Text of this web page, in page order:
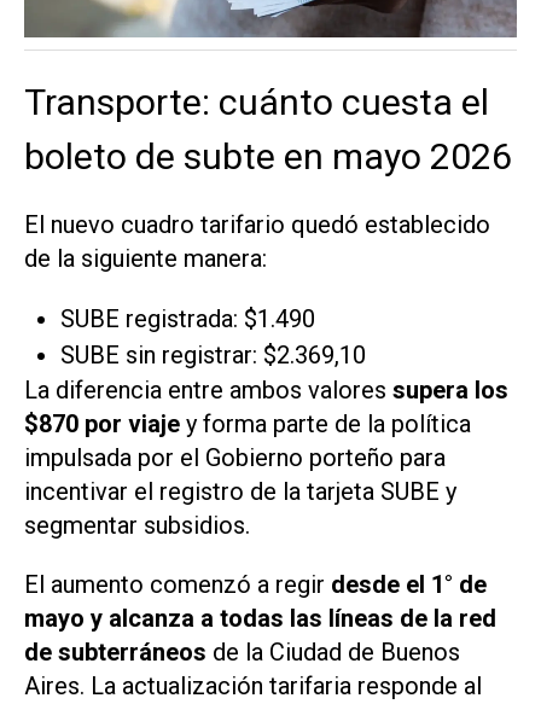
Transporte: cuánto cuesta el
boleto de subte en mayo 2026
El nuevo cuadro tarifario quedó establecido
de la siguiente manera:
SUBE registrada: $1.490
SUBE sin registrar: $2.369,10
La diferencia entre ambos valores supera los
$870 por viaje y forma parte de la política
impulsada por el Gobierno porteño para
incentivar el registro de la tarjeta SUBE y
segmentar subsidios.
El aumento comenzó a regir desde el 1° de
mayo y alcanza a todas las líneas de la red
de subterráneos de la Ciudad de Buenos
Aires. La actualización tarifaria responde al